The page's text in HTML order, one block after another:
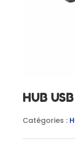
HUB
Catégories :